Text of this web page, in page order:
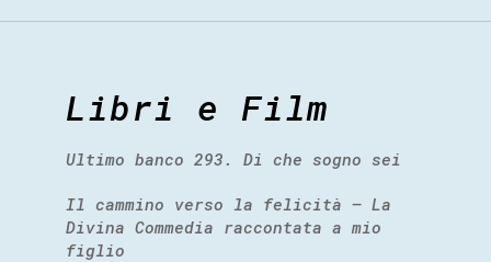
Libri e Film
Ultimo banco 293. Di che sogno sei
Il cammino verso la felicità – La
Divina Commedia raccontata a mio
figlio